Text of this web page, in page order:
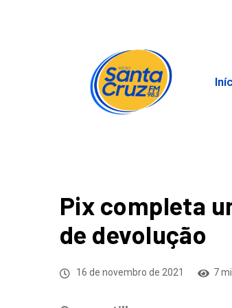
Pix completa
de devolução
16 de novembro de 2021 7